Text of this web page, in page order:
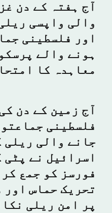
آج ہفتہ کے دن
والی واپسی
اور فلسطینی
ہونے والے
معاہدہ کا
آج زمین کے دن
فلسطینی
جانے والی ریلی
اسرائیل نے پٹی
فورسز کو جمع کر
تحریک حماس اور
پر امن ریلی